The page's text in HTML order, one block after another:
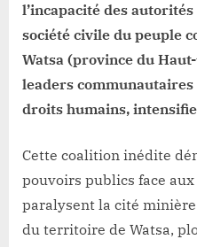
l’incapacité des
société civile du peuple
Watsa (province du
leaders
droits humains,
Cette coalition inédite
pouvoirs publics face
paralysent la cité minière
du territoire de Watsa,